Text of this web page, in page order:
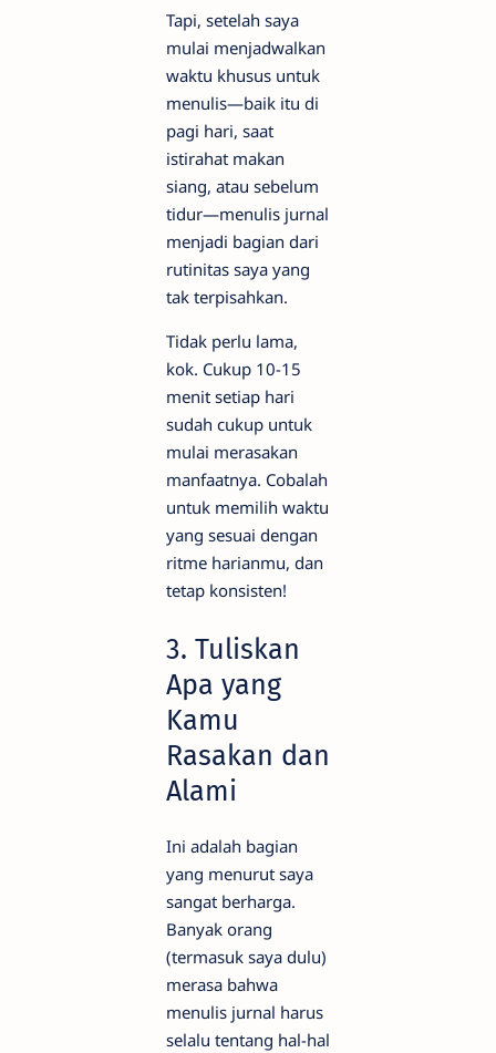
Tapi, setelah saya
mulai menjadwalkan
waktu khusus untuk
menulis—baik itu di
pagi hari, saat
istirahat makan
siang, atau sebelum
tidur—menulis jurnal
menjadi bagian dari
rutinitas saya yang
tak terpisahkan.
Tidak perlu lama,
kok. Cukup 10-15
menit setiap hari
sudah cukup untuk
mulai merasakan
manfaatnya. Cobalah
untuk memilih waktu
yang sesuai dengan
ritme harianmu, dan
tetap konsisten!
3. Tuliskan
Apa yang
Kamu
Rasakan dan
Alami
Ini adalah bagian
yang menurut saya
sangat berharga.
Banyak orang
(termasuk saya dulu)
merasa bahwa
menulis jurnal harus
selalu tentang hal-hal